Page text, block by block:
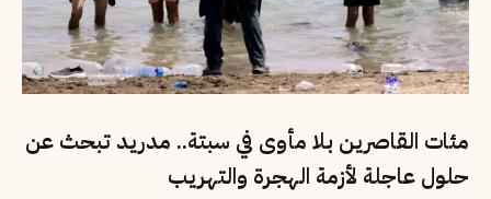
مئات القاصرين بلا مأوى في سبتة.. مدريد تبحث عن
حلول عاجلة لأزمة الهجرة والتهريب